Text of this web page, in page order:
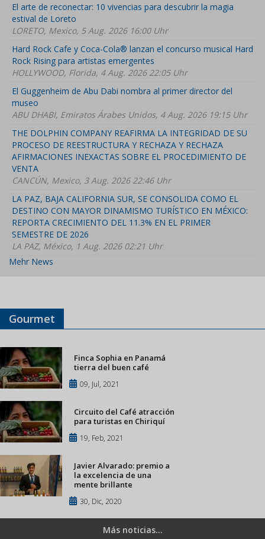
El arte de reconectar: 10 vivencias para descubrir la magia
estival de Loreto
LORETO, Mexico, 5 Aug. 2026 16:00 Uhr
Hard Rock Cafe y Coca-Cola® lanzan el concurso musical Hard
Rock Rising para artistas emergentes
HOLLYWOOD, Florida, 4 Aug. 2026 22:05 Uhr
El Guggenheim de Abu Dabi nombra al primer director del
museo
ABU DHABI, Emiratos Árabes Unidos, 4 Aug. 2026 19:15 Uhr
THE DOLPHIN COMPANY REAFIRMA LA INTEGRIDAD DE SU
PROCESO DE REESTRUCTURA Y RECHAZA Y RECHAZA
AFIRMACIONES INEXACTAS SOBRE EL PROCEDIMIENTO DE
VENTA
CANCÚN, Mexico, 3 Aug. 2026 22:46 Uhr
LA PAZ, BAJA CALIFORNIA SUR, SE CONSOLIDA COMO EL
DESTINO CON MAYOR DINAMISMO TURÍSTICO EN MÉXICO:
REPORTA CRECIMIENTO DEL 11.3% EN EL PRIMER
SEMESTRE DE 2026
LA PAZ, México, 1 Aug. 2026 02:21 Uhr
Mehr News
Gourmet
Finca Sophia en Panamá
tierra del buen café
09, Jul, 2021
Circuito del Café atracción
para turistas en Chiriquí
19, Feb, 2021
Javier Alvarado: premio a
la excelencia de una
mente brillante
30, Dic, 2020
Más noticias...